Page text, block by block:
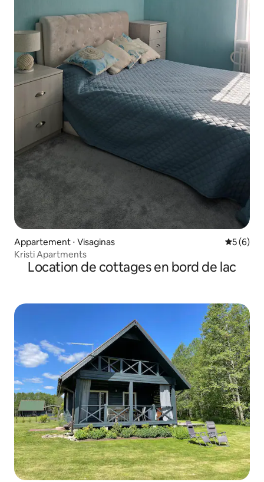
Appartement ⋅ Visaginas
5 (6)
Kristi Apartments
Location de cottages en bord de lac